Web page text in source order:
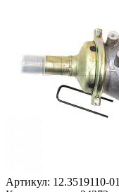
Артикул: 12.3519110-01